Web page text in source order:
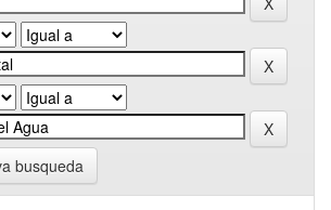
busqueda